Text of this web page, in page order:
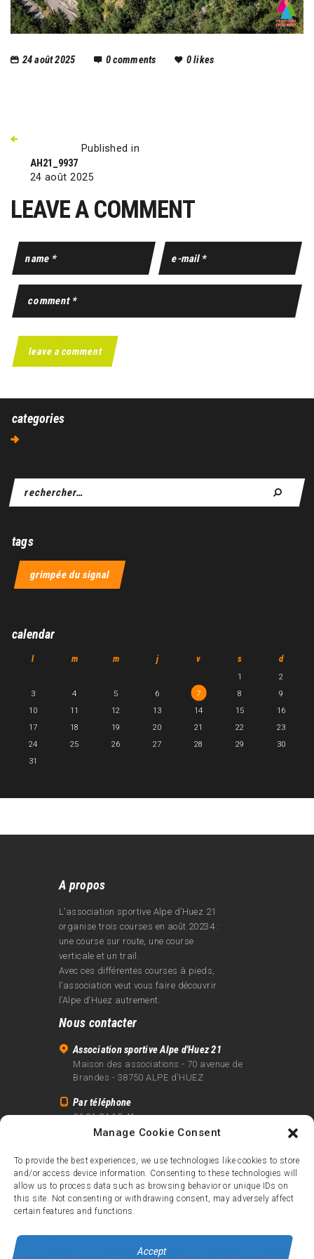
Manage Cookie Consent
To provide the best experiences, we use technologies like cookies to store
and/or access device information. Consenting to these technologies will
allow us to process data such as browsing behavior or unique IDs on
this site. Not consenting or withdrawing consent, may adversely affect
certain features and functions.
Accept
24 août 2025 0comments 0likes
Published in
AH21_9937
24 août 2025
LEAVE A COMMENT
categories
tags
grimpée du signal
calendar
l m m j v s d
1
2
3
4 5 6 7 8
9
10
11 12 13 14 15
16
17
18 19 20 21 22
23
24
25 26 27 28 29
30
31
A propos
L’association sportive Alpe d’Huez 21
organise trois courses en août 20234 :
une course sur route, une course
verticale et un trail.
Avec ces différentes courses à pieds,
l’association veut vous faire découvrir
l’Alpe d‘Huez autrement.
Nous contacter
Association sportive Alpe d'Huez 21
Maison des associations - 70 avenue de
Brandes - 38750 ALPE d'HUEZ
Par téléphone
06 81 24 15 41
info@alpe21.fr
Mentions légales
Contact
crédits